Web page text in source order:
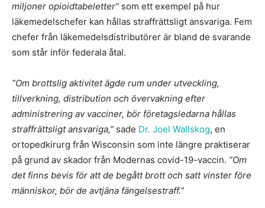
miljoner opioidtabeletter” som ett exempel på hur
läkemedelschefer kan hållas straffrättsligt ansvariga. Fem
chefer från läkemedelsdistributörer är bland de svarande
som står inför federala åtal.
”Om brottslig aktivitet ägde rum under utveckling,
tillverkning, distribution och övervakning efter
administrering av vacciner, bör företagsledarna hållas
straffrättsligt ansvariga,” sade Dr. Joel Wallskog, en
ortopedkirurg från Wisconsin som inte längre praktiserar
på grund av skador från Modernas covid-19-vaccin. ”Om
det finns bevis för att de begått brott och satt vinster före
människor, bör de avtjäna fängelsestraff.”